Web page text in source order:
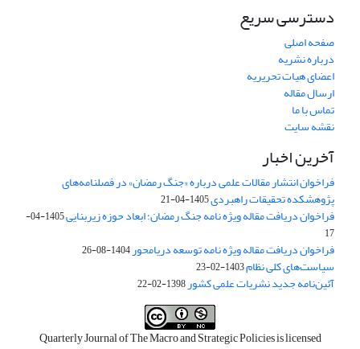
دسترسی سریع
صفحه اصلی
درباره نشریه
اعضای هیات تحریریه
ارسال مقاله
تماس با ما
نقشه سایت
آخرین اخبار
فراخوان انتشار مقالات علمی درباره «جنگ رمضان» در فصلنامه‌های
پژوهشکده تحقیقات راهبردی1405-04-21
فراخوان دریافت مقاله ویژه نامه جنگ رمضان؛ ابعاد حوزه زیربنایی
1405-04-
17
فراخوان دریافت مقاله ویژه نامه توسعه دریامحور1404-08-26
سیاست‌های کلی نظام1403-02-23
آئین‌نامه جدید نشریات علمی کشور1398-02-22
Quarterly Journal of The Macro and Strategic Policies is licensed